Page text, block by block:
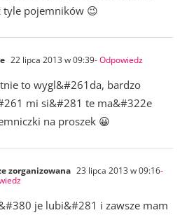
tyle pojemników 😉
22 lipca 2013 w 09:39- Odpowiedz
to wygl&#261da, bardzo
mi si&#281 te ma&#322e
na proszek 😀
zorganizowana 23 lipca 2013 w 09:16-
je lubi&#281 i zawsze mam